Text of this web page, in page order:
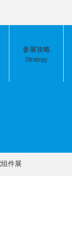
参展攻略
Strategy
件展